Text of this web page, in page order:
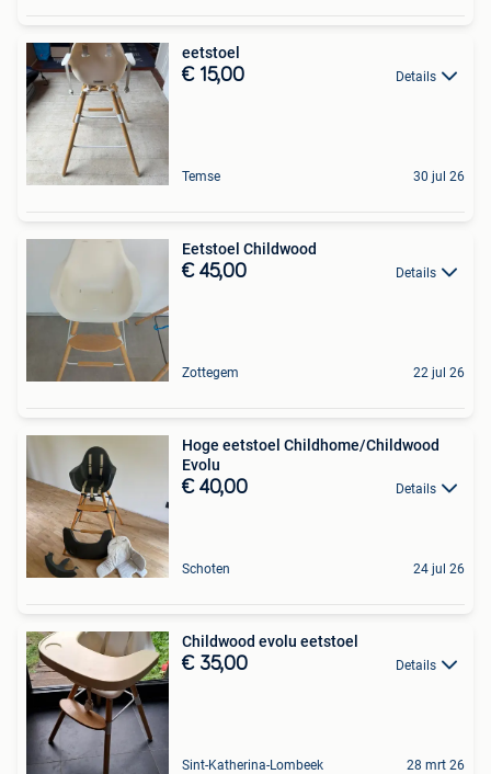
eetstoel
€ 15,00 Details
Temse 30 jul 26
Eetstoel Childwood
€ 45,00 Details
Zottegem 22 jul 26
Hoge eetstoel Childhome/Childwood
Evolu
€ 40,00 Details
Schoten 24 jul 26
Childwood evolu eetstoel
€ 35,00 Details
Sint-Katherina-Lombeek 28 mrt 26